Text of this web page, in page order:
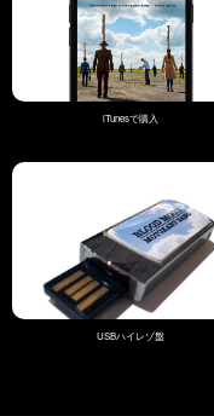
iTunesで購入
USBハイレゾ盤